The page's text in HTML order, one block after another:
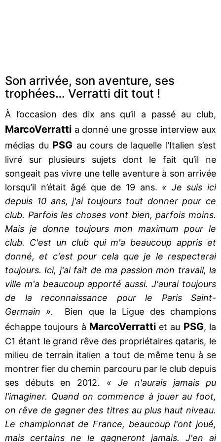
Son arrivée, son aventure, ses
trophées… Verratti dit tout !
À l’occasion des dix ans qu’il a passé au club,
MarcoVerratti a donné une grosse interview aux
médias du PSG au cours de laquelle l’Italien s’est
livré sur plusieurs sujets dont le fait qu’il ne
songeait pas vivre une telle aventure à son arrivée
lorsqu’il n’était âgé que de 19 ans. « Je suis ici
depuis 10 ans, j'ai toujours tout donner pour ce
club. Parfois les choses vont bien, parfois moins.
Mais je donne toujours mon maximum pour le
club. C'est un club qui m'a beaucoup appris et
donné, et c'est pour cela que je le respecterai
toujours. Ici, j'ai fait de ma passion mon travail, la
ville m'a beaucoup apporté aussi. J'aurai toujours
de la reconnaissance pour le Paris Saint-
Germain ».
Bien que la Ligue des champions
échappe toujours à MarcoVerrattiet au PSG, la
C1 étant le grand rêve des propriétaires qataris, le
milieu de terrain italien a tout de même tenu à se
montrer fier du chemin parcouru par le club depuis
ses débuts en 2012. « Je n'aurais jamais pu
l'imaginer. Quand on commence à jouer au foot,
on rêve de gagner des titres au plus haut niveau.
Le championnat de France, beaucoup l'ont joué,
mais certains ne le gagneront jamais. J'en ai